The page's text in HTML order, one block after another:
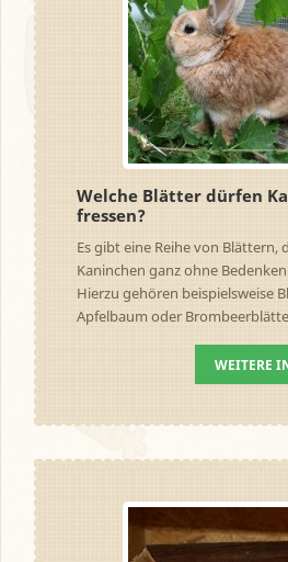
Welche Blätter dürfen
fressen?
Es gibt eine Reihe von Blättern,
Kaninchen ganz ohne
Hierzu gehören beispielsweise
Apfelbaum oder
WEITERE